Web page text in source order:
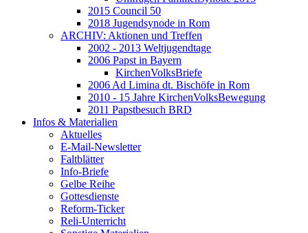
2015 Council 50
2018 Jugendsynode in Rom
ARCHIV: Aktionen und Treffen
2002 - 2013 Weltjugendtage
2006 Papst in Bayern
KirchenVolksBriefe
2006 Ad Limina dt. Bischöfe in Rom
2010 - 15 Jahre KirchenVolksBewegung
2011 Papstbesuch BRD
Infos & Materialien
Aktuelles
E-Mail-Newsletter
Faltblätter
Info-Briefe
Gelbe Reihe
Gottesdienste
Reform-Ticker
Reli-Unterricht